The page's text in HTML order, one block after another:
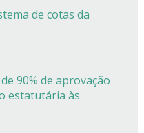
de cotas da
90% de aprovação
estatutária às